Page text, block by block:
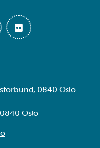
0840 Oslo
0840 Oslo